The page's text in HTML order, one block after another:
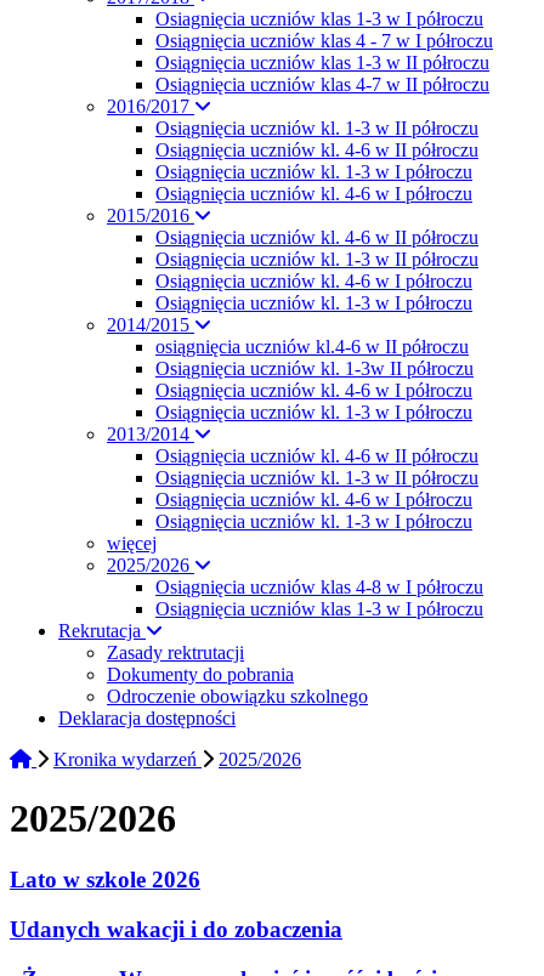
Osiagnięcia uczniów klas 1-3 w I półroczu
Osiągnięcia uczniów klas 4 - 7 w I półroczu
Osiągnięcia uczniów klas 1-3 w II półroczu
Osiągnięcia uczniów klas 4-7 w II półroczu
2016/2017
Osiągnięcia uczniów kl. 1-3 w II półroczu
Osiągnięcia uczniów kl. 4-6 w II półroczu
Osiągnięcia uczniów kl. 1-3 w I półroczu
Osiągnięcia uczniów kl. 4-6 w I półroczu
2015/2016
Osiągnięcia uczniów kl. 4-6 w II półroczu
Osiągnięcia uczniów kl. 1-3 w II półroczu
Osiągnięcia uczniów kl. 4-6 w I półroczu
Osiągnięcia uczniów kl. 1-3 w I półroczu
2014/2015
osiągnięcia uczniów kl.4-6 w II półroczu
Osiągnięcia uczniów kl. 1-3w II półroczu
Osiągnięcia uczniów kl. 4-6 w I półroczu
Osiągnięcia uczniów kl. 1-3 w I półroczu
2013/2014
Osiągnięcia uczniów kl. 4-6 w II półroczu
Osiągnięcia uczniów kl. 1-3 w II półroczu
Osiągnięcia uczniów kl. 4-6 w I półroczu
Osiągnięcia uczniów kl. 1-3 w I półroczu
więcej
2025/2026
Osiągnięcia uczniów klas 4-8 w I półroczu
Osiągnięcia uczniów klas 1-3 w I półroczu
Rekrutacja
Zasady rektrutacji
Dokumenty do pobrania
Odroczenie obowiązku szkolnego
Deklaracja dostępności
Kronika wydarzeń
2025/2026
2025/2026
Lato w szkole 2026
Udanych wakacji i do zobaczenia